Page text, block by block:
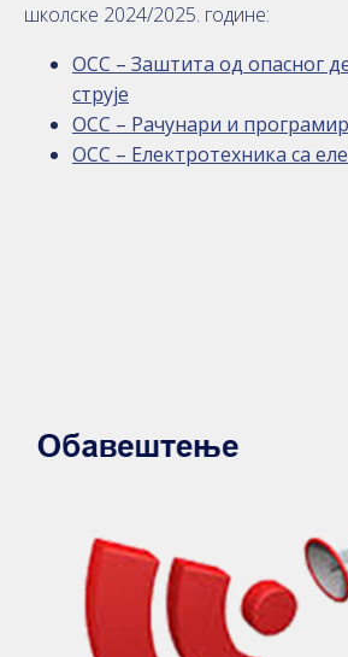
школске 2024/2025. године:
ОСС – Заштита од опасног
струје
ОСС – Рачунари и
ОСС – Електротехника са